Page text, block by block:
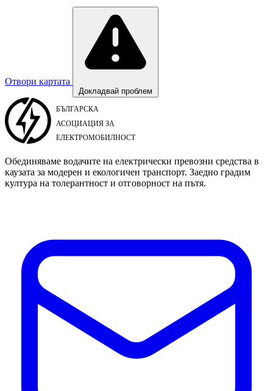
Отвори картата
Докладвай проблем
Обединяваме водачите на електрически превозни средства в
каузата за модерен и екологичен транспорт. Заедно градим
култура на толерантност и отговорност на пътя.